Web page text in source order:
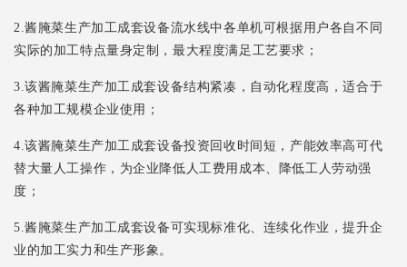
2.酱腌菜生产加工成套设备流水线中各单机可根据用户各自不同
实际的加工特点量身定制，最大程度满足工艺要求；
3.该酱腌菜生产加工成套设备结构紧凑，自动化程度高，适合于
各种加工规模企业使用；
4.该酱腌菜生产加工成套设备投资回收时间短，产能效率高可代
替大量人工操作，为企业降低人工费用成本、降低工人劳动强
度；
5.酱腌菜生产加工成套设备可实现标准化、连续化作业，提升企
业的加工实力和生产形象。